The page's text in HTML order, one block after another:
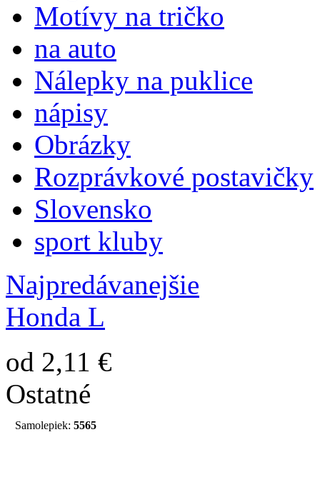
Motívy na tričko
na auto
Nálepky na puklice
nápisy
Obrázky
Rozprávkové postavičky
Slovensko
sport kluby
Najpredávanejšie
Honda L
od 2,11 €
Ostatné
Samolepiek: 5565